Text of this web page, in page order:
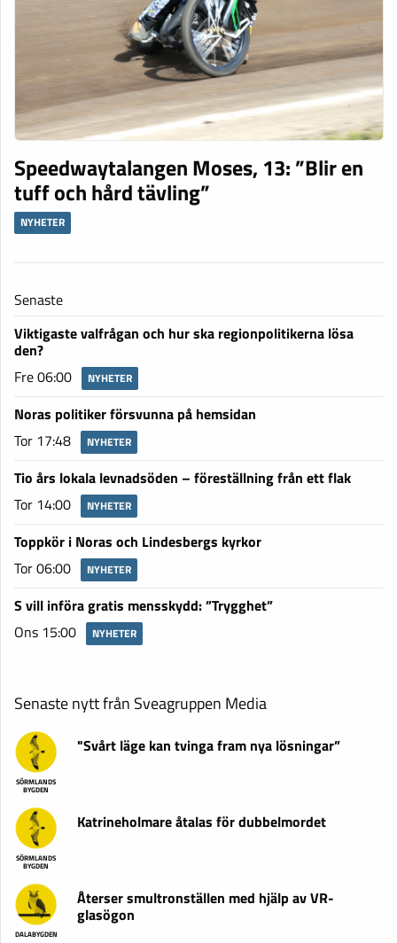
Speedwaytalangen Moses, 13: ”Blir en
tuff och hård tävling”
NYHETER
Senaste
Viktigaste valfrågan och hur ska regionpolitikerna lösa
den?
Fre 06:00
NYHETER
Noras politiker försvunna på hemsidan
Tor 17:48
NYHETER
Tio års lokala levnadsöden – föreställning från ett flak
Tor 14:00
NYHETER
Toppkör i Noras och Lindesbergs kyrkor
Tor 06:00
NYHETER
S vill införa gratis mensskydd: ”Trygghet”
Ons 15:00
NYHETER
Senaste nytt från Sveagruppen Media
SÖRMLANDS
BYGDEN
"Svårt läge kan tvinga fram nya lösningar”
SÖRMLANDS
BYGDEN
Katrineholmare åtalas för dubbelmordet
DALABYGDEN
Återser smultronställen med hjälp av VR-
glasögon